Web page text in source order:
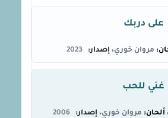
على دربك
مروان خوري 2023
غني للحب
مروان خوري 2006